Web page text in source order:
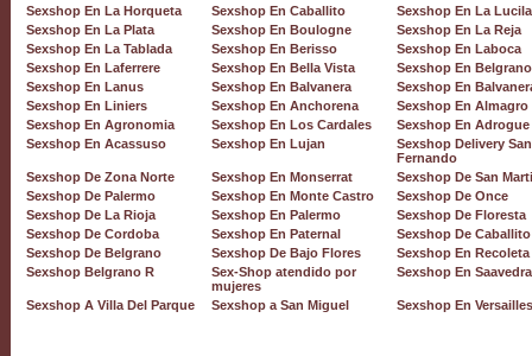
Sexshop En La Horqueta
Sexshop En Caballito
Sexshop En La Lucila
Sexshop En La Plata
Sexshop En Boulogne
Sexshop En La Reja
Sexshop En La Tablada
Sexshop En Berisso
Sexshop En Laboca
Sexshop En Laferrere
Sexshop En Bella Vista
Sexshop En Belgrano
Sexshop En Lanus
Sexshop En Balvanera
Sexshop En
Sexshop En Liniers
Sexshop En Anchorena
Sexshop En Almagro
Sexshop En Agronomia
Sexshop En Los Cardales
Sexshop En Adrogue
Sexshop En Acassuso
Sexshop En Lujan
Sexshop Delivery San
Fernando
Sexshop De Zona Norte
Sexshop En Monserrat
Sexshop De San
Sexshop De Palermo
Sexshop En Monte Castro
Sexshop De Once
Sexshop De La Rioja
Sexshop En Palermo
Sexshop De Floresta
Sexshop De Cordoba
Sexshop En Paternal
Sexshop De Caballito
Sexshop De Belgrano
Sexshop De Bajo Flores
Sexshop En Recoleta
Sexshop Belgrano R
Sex-Shop atendido por
mujeres
Sexshop En Saavedra
Sexshop A Villa Del Parque Sexshop a San Miguel Sexshop En Versailles